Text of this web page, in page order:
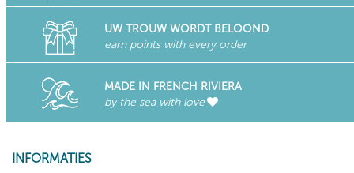
UW TROUW WORDT BELOOND
earn points with every order
MADE IN FRENCH RIVIERA
by the sea with love
INFORMATIES